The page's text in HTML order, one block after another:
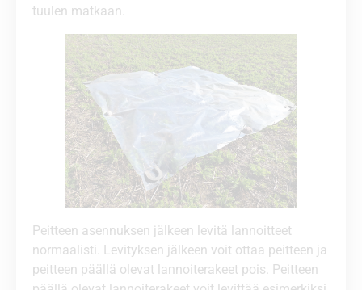
tuulen matkaan.
Peitteen asennuksen jälkeen levitä lannoitteet
normaalisti. Levityksen jälkeen voit ottaa peitteen ja
peitteen päällä olevat lannoiterakeet pois. Peitteen